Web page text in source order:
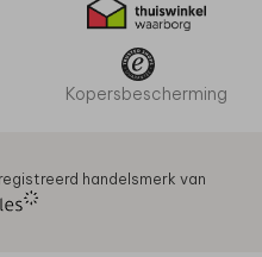
Kopersbescherming
handelsmerk van